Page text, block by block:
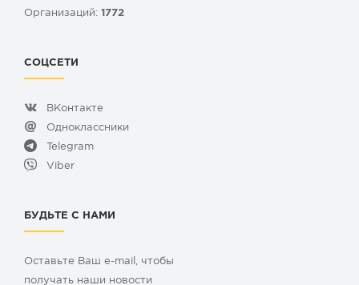
Организаций: 1772
СОЦСЕТИ
ВКонтакте
Одноклассники
Telegram
Viber
БУДЬТЕ С НАМИ
Оставьте Ваш e-mail, чтобы
получать наши новости